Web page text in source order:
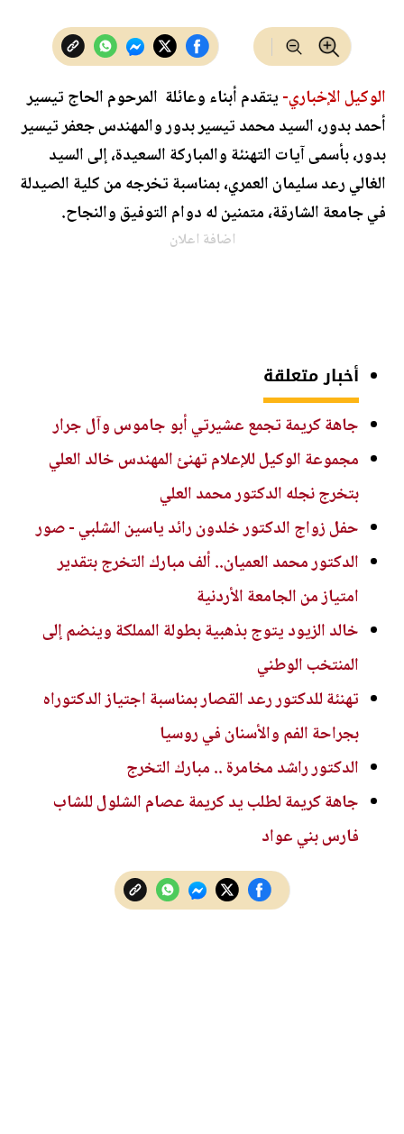
الوكيل الإخباري-يتقدم أبناء وعائلة المرحوم الحاج تيسير
أحمد بدور، السيد محمد تيسير بدور والمهندس جعفر تيسير
بدور، بأسمى آيات التهنئة والمباركة السعيدة، إلى السيد
الغالي رعد سليمان العمري، بمناسبة تخرجه من كلية الصيدلة
في جامعة الشارقة، متمنين له دوام التوفيق والنجاح.
اضافة اعلان
أخبار متعلقة
جاهة كريمة تجمع عشيرتي أبو جاموس وآل جرار
مجموعة الوكيل للإعلام تهنئ المهندس خالد العلي
بتخرج نجله الدكتور محمد العلي
حفل زواج الدكتور خلدون رائد ياسين الشلبي - صور
الدكتور محمد العميان.. ألف مبارك التخرج بتقدير
امتياز من الجامعة الأردنية
خالد الزيود يتوج بذهبية بطولة المملكة وينضم إلى
المنتخب الوطني
تهنئة للدكتور رعد القصار بمناسبة اجتياز الدكتوراه
بجراحة الفم والأسنان في روسيا
الدكتور راشد مخامرة .. مبارك التخرج
جاهة كريمة لطلب يد كريمة عصام الشلول للشاب
فارس بني عواد